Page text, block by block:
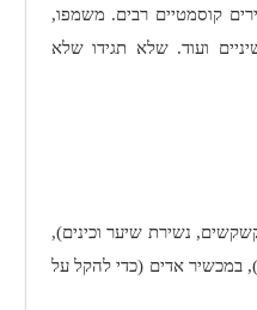
קוסמטיים רבים. משמפו,
ועוד. שלא תגידו שלא
נשירת שיער וכינים),
במכשיר אדים (כדי להקל על